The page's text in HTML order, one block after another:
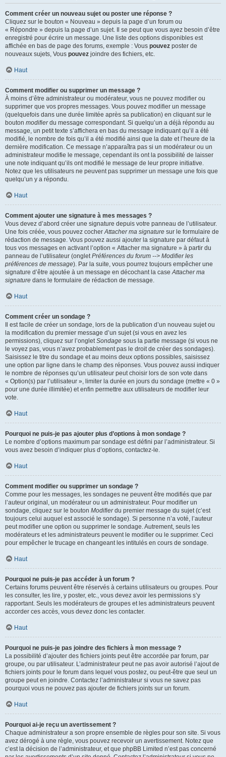
Comment créer un nouveau sujet ou poster une réponse ?
Cliquez sur le bouton « Nouveau » depuis la page d’un forum ou
« Répondre » depuis la page d’un sujet. Il se peut que vous ayez besoin d’être
enregistré pour écrire un message. Une liste des options disponibles est
affichée en bas de page des forums, exemple : Vous pouvez poster de
nouveaux sujets, Vous pouvez joindre des fichiers, etc.
Haut
Comment modifier ou supprimer un message ?
À moins d’être administrateur ou modérateur, vous ne pouvez modifier ou
supprimer que vos propres messages. Vous pouvez modifier un message
(quelquefois dans une durée limitée après sa publication) en cliquant sur le
bouton modifierdu message correspondant. Si quelqu’un a déjà répondu au
message, un petit texte s’affichera en bas du message indiquant qu’il a été
modifié, le nombre de fois qu’il a été modifié ainsi que la date et l’heure de la
dernière modification. Ce message n’apparaîtra pas si un modérateur ou un
administrateur modifie le message, cependant ils ont la possibilité de laisser
une note indiquant qu’ils ont modifié le message de leur propre initiative.
Notez que les utilisateurs ne peuvent pas supprimer un message une fois que
quelqu’un y a répondu.
Haut
Comment ajouter une signature à mes messages ?
Vous devez d’abord créer une signature depuis votre panneau de l’utilisateur.
Une fois créée, vous pouvez cocherAttacher ma signature sur le formulaire de
rédaction de message. Vous pouvez aussi ajouter la signature par défaut à
tous vos messages en activant l’option « Attacher ma signature » à partir du
panneau de l’utilisateur (ongletPréférences du forum --> Modifier les
préférences de message). Par la suite, vous pourrez toujours empêcher une
signature d’être ajoutée à un message en décochant la caseAttacher ma
signature dans le formulaire de rédaction de message.
Haut
Comment créer un sondage ?
Il est facile de créer un sondage, lors de la publication d’un nouveau sujet ou
la modification du premier message d’un sujet (si vous en avez les
permissions), cliquez sur l’ongletSondage sous la partie message (si vous ne
le voyez pas, vous n’avez probablement pas le droit de créer des sondages).
Saisissez le titre du sondage et au moins deux options possibles, saisissez
une option par ligne dans le champ des réponses. Vous pouvez aussi indiquer
le nombre de réponses qu’un utilisateur peut choisir lors de son vote dans
« Option(s) par l’utilisateur », limiter la durée en jours du sondage (mettre « 0 »
pour une durée illimitée) et enfin permettre aux utilisateurs de modifier leur
vote.
Haut
Pourquoi ne puis-je pas ajouter plus d’options à mon sondage ?
Le nombre d’options maximum par sondage est défini par l’administrateur. Si
vous avez besoin d’indiquer plus d’options, contactez-le.
Haut
Comment modifier ou supprimer un sondage ?
Comme pour les messages, les sondages ne peuvent être modifiés que par
l’auteur original, un modérateur ou un administrateur. Pour modifier un
sondage, cliquez sur le bouton Modifierdu premier message du sujet (c’est
toujours celui auquel est associé le sondage). Si personne n’a voté, l’auteur
peut modifier une option ou supprimer le sondage. Autrement, seuls les
modérateurs et les administrateurs peuvent le modifier ou le supprimer. Ceci
pour empêcher le trucage en changeant les intitulés en cours de sondage.
Haut
Pourquoi ne puis-je pas accéder à un forum ?
Certains forums peuvent être réservés à certains utilisateurs ou groupes. Pour
les consulter, les lire, y poster, etc., vous devez avoir les permissions s’y
rapportant. Seuls les modérateurs de groupes et les administrateurs peuvent
accorder ces accès, vous devez donc les contacter.
Haut
Pourquoi ne puis-je pas joindre des fichiers à mon message ?
La possibilité d’ajouter des fichiers joints peut être accordée par forum, par
groupe, ou par utilisateur. L’administrateur peut ne pas avoir autorisé l’ajout de
fichiers joints pour le forum dans lequel vous postez, ou peut-être que seul un
groupe peut en joindre. Contactez l’administrateur si vous ne savez pas
pourquoi vous ne pouvez pas ajouter de fichiers joints sur un forum.
Haut
Pourquoi ai-je reçu un avertissement ?
Chaque administrateur a son propre ensemble de règles pour son site. Si vous
avez dérogé à une règle, vous pouvez recevoir un avertissement. Notez que
c’est la décision de l’administrateur, et que phpBB Limited n’est pas concerné